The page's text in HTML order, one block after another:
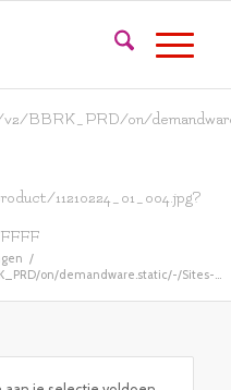
v2/BBRK_PRD/on/
11210224_01_004.jpg?
/
on/demandware.static/-/Sites-...